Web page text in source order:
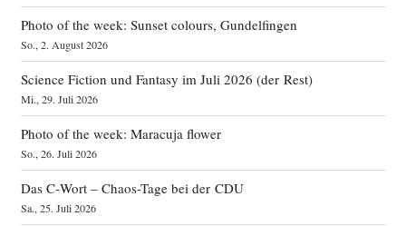
Photo of the week: Sunset colours, Gundelfingen
So., 2. August 2026
Science Fiction und Fantasy im Juli 2026 (der Rest)
Mi., 29. Juli 2026
Photo of the week: Maracuja flower
So., 26. Juli 2026
Das C‑Wort – Chaos-Tage bei der CDU
Sa., 25. Juli 2026